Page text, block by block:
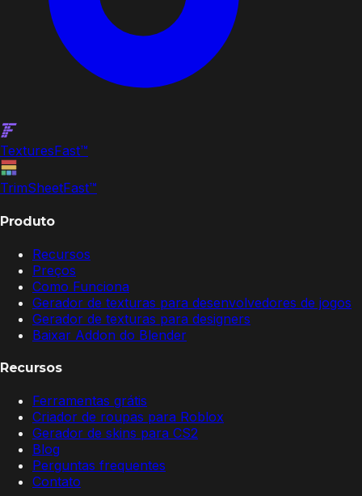
TexturesFast™
TrimSheetFast™
Produto
Recursos
Preços
Como Funciona
Gerador de texturas para desenvolvedores de jogos
Gerador de texturas para designers
Baixar Addon do Blender
Recursos
Ferramentas grátis
Criador de roupas para Roblox
Gerador de skins para CS2
Blog
Perguntas frequentes
Contato